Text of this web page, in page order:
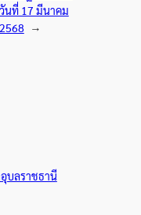
วันที่ 17 มีนาคม
2568
→
บลราชธานี